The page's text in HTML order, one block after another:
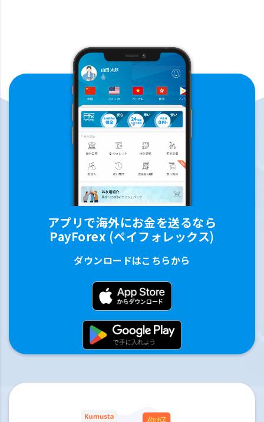
アプリで海外にお金を送るなら
PayForex (ペイフォレックス)
ダウンロードはこちらから